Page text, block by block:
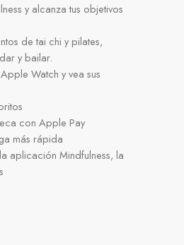
y alcanza tus objetivos
de tai chi y pilates,
y bailar.
Watch y vea sus
con Apple Pay
más rápida
aplicación Mindfulness, la